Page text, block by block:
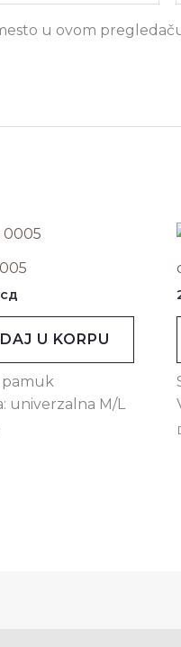
u ovom
U KORPU
pamuk
univerzalna M/L